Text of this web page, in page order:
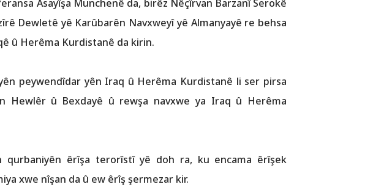
Asayîşa Munchenê da, birêz Nêçîrvan Barzanî Serokê
Dewletê yê Karûbarên Navxweyî yê Almanyayê re behsa
û Herêma Kurdistanê da kirin.
peywendîdar yên Iraq û Herêma Kurdistanê li ser pirsa
Hewlêr û Bexdayê û rewşa navxwe ya Iraq û Herêma
qurbaniyên êrîşa terorîstî yê doh ra, ku encama êrîşek
xwe nîşan da û ew êrîş şermezar kir.